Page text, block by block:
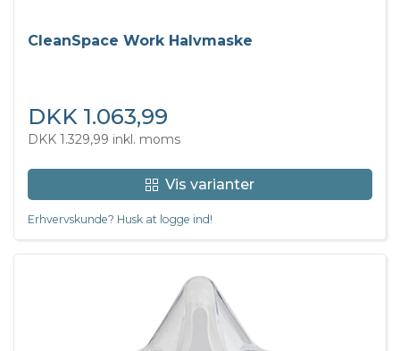
CleanSpace Work Halvmaske
DKK 1.063,99
DKK 1.329,99 inkl. moms
Vis varianter
Erhvervskunde? Husk at logge ind!